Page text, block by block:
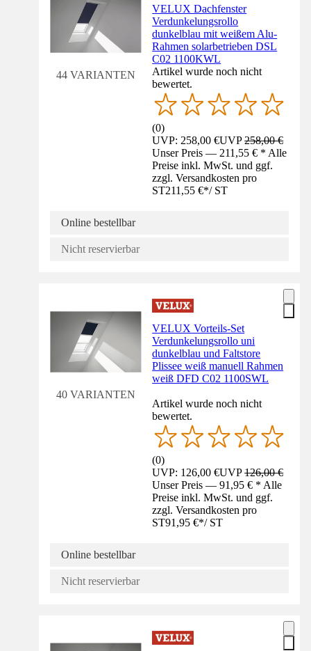
44 VARIANTEN
VELUX Dachfenster
Verdunkelungsrollo
dunkelblau mit weißem Alu-
Rahmen solarbetrieben DSL
C02 1100KWL
Artikel wurde noch nicht
bewertet.
(0)
UVP: 258,00 €UVP258,00 €
Unser Preis — 211,55 € * Alle
Preise inkl. MwSt. und ggf.
zzgl. Versandkosten pro
ST211,55 €*/ ST
Online bestellbar
Nicht reservierbar
40 VARIANTEN
VELUX Vorteils-Set
Verdunkelungsrollo uni
dunkelblau und Faltstore
Plissee weiß manuell Rahmen
weiß DFD C02 1100SWL
Artikel wurde noch nicht
bewertet.
(0)
UVP: 126,00 €UVP126,00 €
Unser Preis — 91,95 € * Alle
Preise inkl. MwSt. und ggf.
zzgl. Versandkosten pro
ST91,95 €*/ ST
Online bestellbar
Nicht reservierbar